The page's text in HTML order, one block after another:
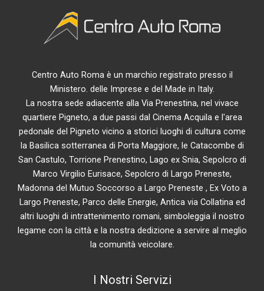
Centro Auto Roma è un marchio registrato presso il
Ministero. delle Imprese e del Made in Italy.
La nostra sede adiacente alla Via Prenestina, nel vivace
quartiere Pigneto, a due passi dal Cinema Acquila e l'area
pedonale del Pigneto vicino a storici luoghi di cultura come
la Basilica sotterranea di Porta Maggiore, le Catacombe di
San Castulo, Torrione Prenestino, Lago ex Snia, Sepolcro di
Marco Virgilio Eurisace, Sepolcro di Largo Preneste,
Madonna del Mutuo Soccorso a Largo Preneste , Ex Voto a
Largo Preneste, Parco delle Energie, Antica via Collatina ed
altri luoghi di intrattenimento romani, simboleggia il nostro
legame con la città e la nostra dedizione a servire al meglio
la comunità veicolare.
I Nostri Servizi